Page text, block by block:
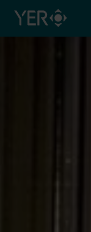
Typ auswählen